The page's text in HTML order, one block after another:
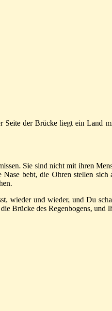
der Brücke liegt ein Land
Sie sind nicht mit ihren
bebt, die Ohren stellen
wieder und wieder, und Du
die Brücke des Regenbogens,